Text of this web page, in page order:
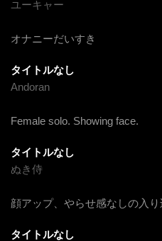
ユーキャー
オナニーだいすき
タイトルなし
Andoran
Female solo. Showing face.
タイトルなし
ぬき侍
顔アップ、やらせ感なしの入
タイトルなし